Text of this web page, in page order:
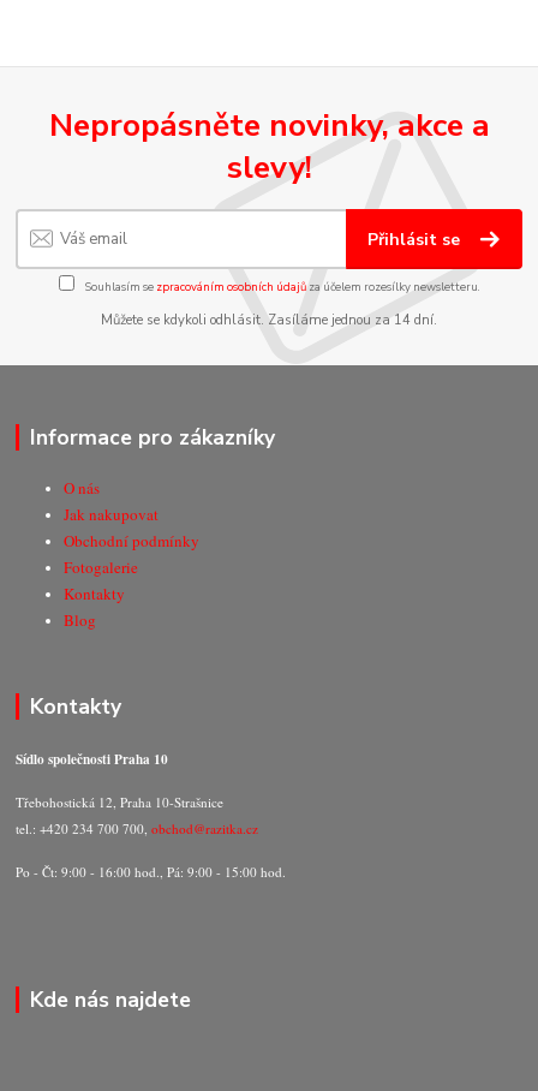
Nepropásněte novinky, akce a
slevy!
Přihlásit se
Souhlasím se zpracováním osobních údajůza účelem rozesílky newsletteru.
Můžete se kdykoli odhlásit. Zasíláme jednou za 14 dní.
Informace pro zákazníky
O nás
Jak nakupovat
Obchodní podmínky
Fotogalerie
Kontakty
Blog
Kontakty
Sídlo společnosti Praha 10
Třebohostická 12, Praha 10-Strašnice
tel.: +420 234 700 700,obchod@razitka.cz
Po - Čt: 9:00 - 16:00 hod., Pá: 9:00 - 15:00 hod.
Kde nás najdete